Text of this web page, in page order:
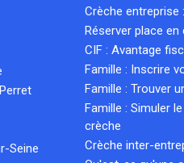
Seine
Crèche entreprise
Réserver place
CIF : Avantage
Famille : Inscrire
Famille : Trouver
Famille : Simuler
crèche
Crèche inter-